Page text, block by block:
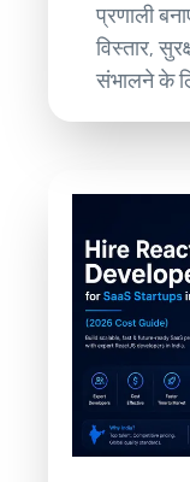
प्रणाली
विस्तार,
संभालने के